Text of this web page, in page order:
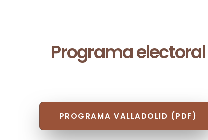
Programa electoral
PROGRAMA VALLADOLID (PDF)